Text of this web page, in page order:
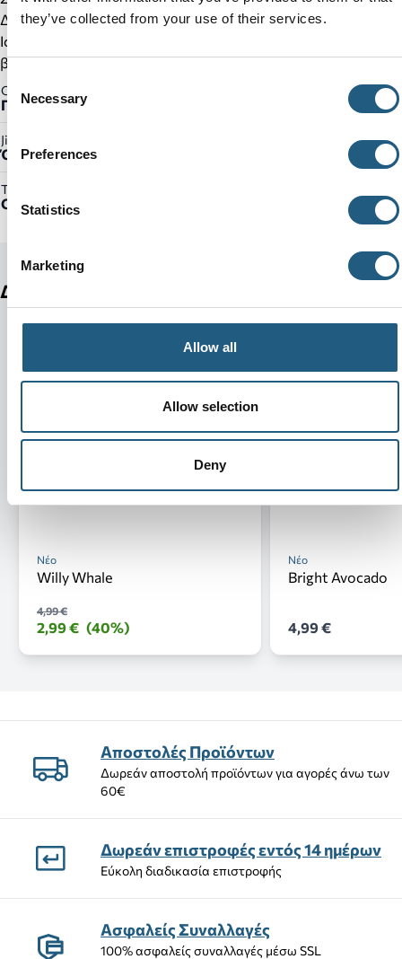
they’ve collected from your use of their services.
Selection
Necessary
Preferences
Statistics
Marketing
Allow all
Allow selection
Deny
Δυνατότητα εξατομίκευσης με Jibbitz™ charms
Iconic Crocs Comfort™: ελαφρύ, εύκαμπτο και άνετο σε κάθε
βήμα
Gender:
Γυναικείο
Jibbitz™ Ready:
Όχι
Τύπος Προϊόντος:
Clogs
Δείτε ακόμη
Νέο
Willy Whale
4,99 €
2,99 € (40%)
Νέο
Bright Avocado
4,99 €
Αποστολές Προϊόντων
Δωρεάν αποστολή προϊόντων για αγορές άνω των
60€
Δωρεάν επιστροφές εντός 14 ημέρων
Εύκολη διαδικασία επιστροφής
Ασφαλείς Συναλλαγές
100% ασφαλείς συναλλαγές μέσω SSL